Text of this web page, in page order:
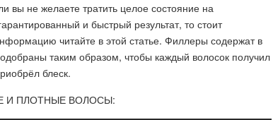
вы не желаете тратить целое состояние на
и быстрый результат, то стоит
читайте в этой статье. Филлеры содержат в
таким образом, чтобы каждый волосок получил
блеск.
И ПЛОТНЫЕ ВОЛОСЫ: